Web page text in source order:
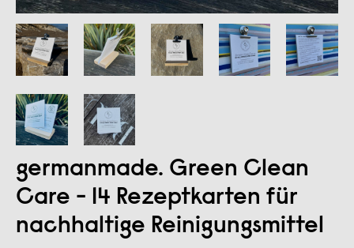
germanmade. Green Clean
Care - 14 Rezeptkarten für
nachhaltige Reinigungsmittel